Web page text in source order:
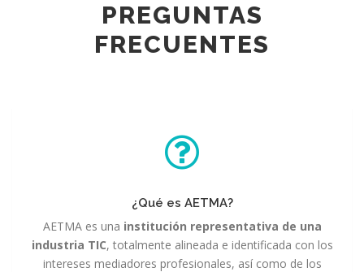
PREGUNTAS
FRECUENTES
¿Qué es AETMA?
AETMA es una institución representativa de una
industria TIC, totalmente alineada e identificada con los
intereses mediadores profesionales, así como de los